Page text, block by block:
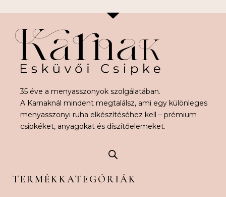
35 éve a menyasszonyok szolgálatában.
A Karnaknál mindent megtalálsz, ami egy különleges
menyasszonyi ruha elkészítéséhez kell – prémium
csipkéket, anyagokat és díszítőelemeket.
TERMÉKKATEGÓRIÁK